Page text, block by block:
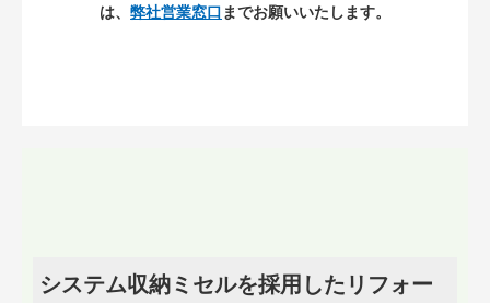
は、 弊社営業窓口 までお願いいたします。
システム収納ミセルを採用したリフォー